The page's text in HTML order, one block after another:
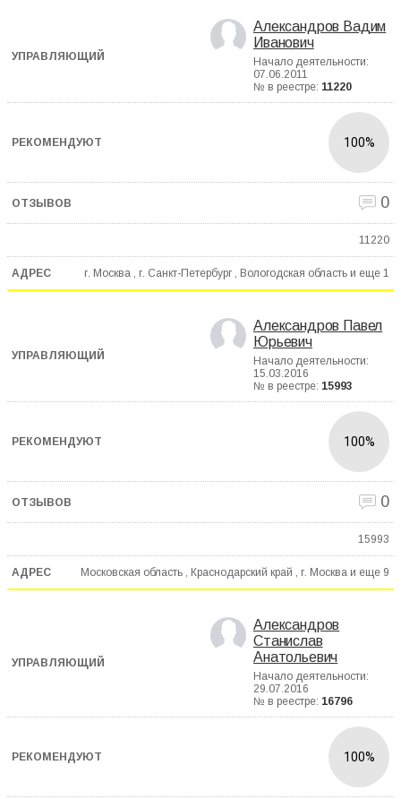
Александров Вадим
Иванович
Начало деятельности:
07.06.2011
№ в реестре: 11220
100%
0
11220
г. Москва , г. Санкт-Петербург , Вологодская область и еще 1
Александров Павел
Юрьевич
Начало деятельности:
15.03.2016
№ в реестре: 15993
100%
0
15993
Московская область , Краснодарский край , г. Москва и еще 9
Александров
Станислав
Анатольевич
Начало деятельности:
29.07.2016
№ в реестре: 16796
100%